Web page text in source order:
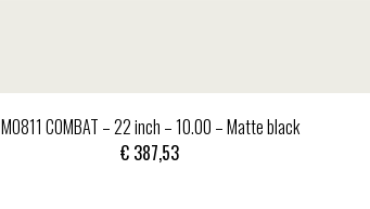
MO811 COMBAT – 22 inch – 10.00 – Matte black
€ 387,53